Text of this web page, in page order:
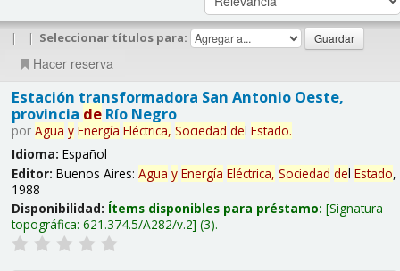
| | Seleccionar títulos para:
Hacer reserva
Estación transformadora San Antonio Oeste,
provincia deRío Negro
por Agua y Energía Eléctrica, Sociedad del Estado.
Idioma: Español
Editor: Buenos Aires: Agua y Energía Eléctrica, Sociedad del Estado,
1988
Disponibilidad: Ítems disponibles para préstamo: Signatura
topográfica: 621.374.5/A282/v.2 (3).